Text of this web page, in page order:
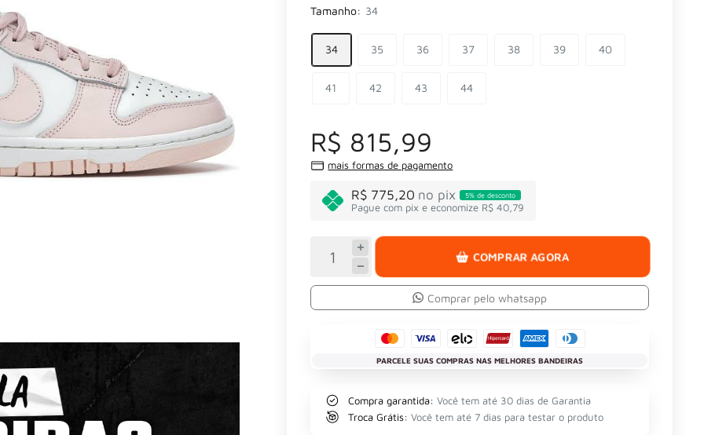
Tamanho: 34
34 35 36 37 38 39 40
41 42 43 44
R$ 815,99
mais formas de pagamento
R$ 775,20 no pix 5% de desconto
Pague com pix e economize R$ 40,79
COMPRAR AGORA
Comprar pelo whatsapp
PARCELE SUAS COMPRAS NAS MELHORES BANDEIRAS
Compra garantida: Você tem até 30 dias de Garantia
Troca Grátis: Você tem até 7 dias para testar o produto